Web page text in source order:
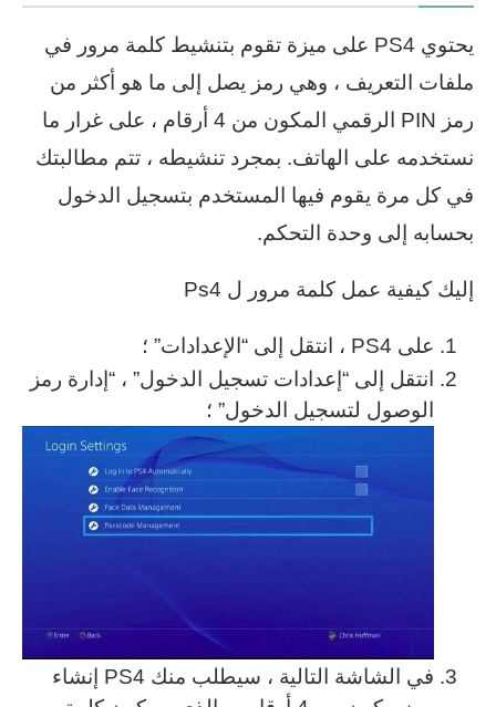
يحتوي PS4 على ميزة تقوم بتنشيط كلمة مرور في
ملفات التعريف ، وهي رمز يصل إلى ما هو أكثر من
رمز PIN الرقمي المكون من 4 أرقام ، على غرار ما
نستخدمه على الهاتف. بمجرد تنشيطه ، تتم مطالبتك
في كل مرة يقوم فيها المستخدم بتسجيل الدخول
بحسابه إلى وحدة التحكم.
إليك كيفية عمل كلمة مرور ل Ps4
على PS4 ، انتقل إلى “الإعدادات” ؛
انتقل إلى “إعدادات تسجيل الدخول” ، “إدارة رمز
الوصول لتسجيل الدخول” ؛
في الشاشة التالية ، سيطلب منك PS4 إنشاء